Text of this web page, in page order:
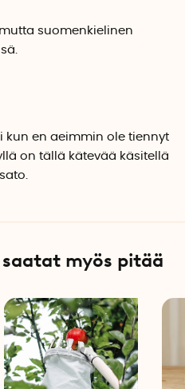
suomenkielinen
kun en aeimmin ole tiennyt
on tällä kätevää käsitellä
myös pitää